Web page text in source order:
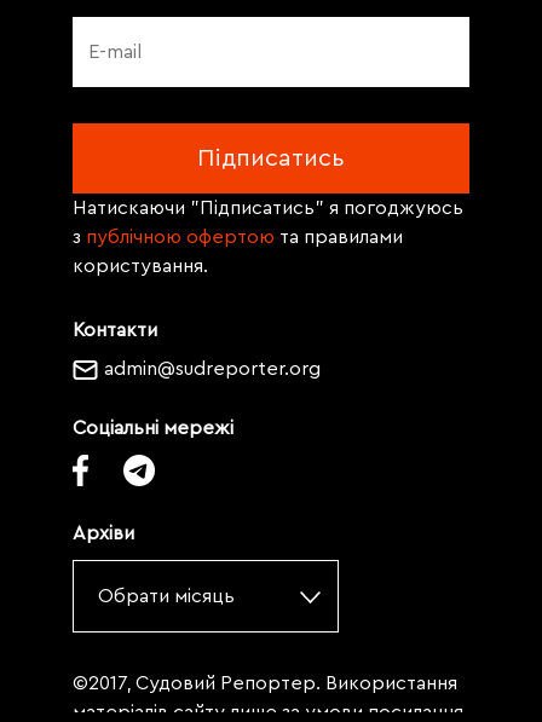
Контакти
admin@sudreporter.org
Соціальні мережі
Архіви
Обрати місяць
Натискаючи "Підписатись" я погоджуюсь
з публічною офертою та правилами
користування.
©2017, Судовий Репортер. Використання
матеріалів сайту лише за умови посилання